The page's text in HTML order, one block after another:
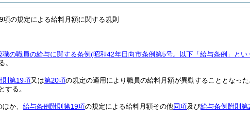
の規定による給料月額に関する規則
職の職員の給与に関する条例(昭和42年日向市条例第5号。以下「給与条例」とい
。
則第19項又は第20項の規定の適用により職員の給料月額が異動することとなっ
する。
か、 給与条例附則第19項の規定による給料月額その他同項及び給与条例附則第